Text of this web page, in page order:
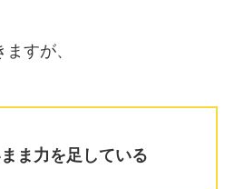
すが、
ま力を足している